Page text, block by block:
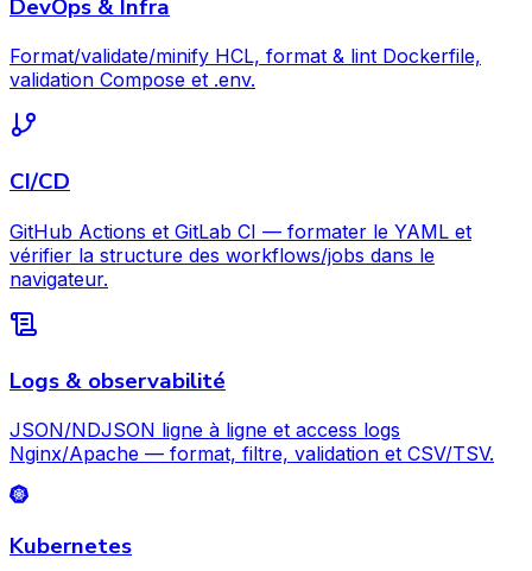
DevOps & Infra
Format/validate/minify HCL, format & lint Dockerfile,
validation Compose et .env.
CI/CD
GitHub Actions et GitLab CI — formater le YAML et
vérifier la structure des workflows/jobs dans le
navigateur.
Logs & observabilité
JSON/NDJSON ligne à ligne et access logs
Nginx/Apache — format, filtre, validation et CSV/TSV.
Kubernetes